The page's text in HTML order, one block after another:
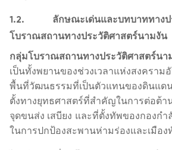
1.2. ลักษณะเด่นและบทบาททางปร
โบราณสถานทางประวัติศาสตร์นามงัน
กลุ่มโบราณสถานทางประวัติศาสตร์นา
เป็นทั้งพยานของช่วงเวลาแห่งสงคร
พื้นที่วัฒนธรรมที่เป็นตัวแทนของดินแด
ตั้งทางยุทธศาสตร์ที่สำคัญในการต่อต้
จุดขนส่ง เสบียง และที่ตั้งทัพของกองก
ในการปกป้องสะพานห่ามร่องและเมือ